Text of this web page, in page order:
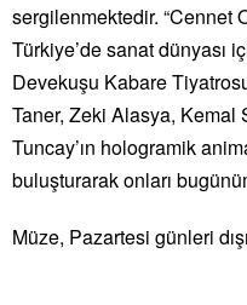
sergilenmektedir. “Cennet
Türkiye’de sanat dünyası
Devekuşu Kabare
Taner, Zeki Alasya, Kemal
Tuncay’ın hologramik
buluşturarak onları
Müze, Pazartesi günleri